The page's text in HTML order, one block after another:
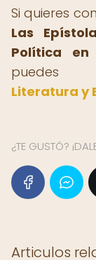
Si quieres
Las
Política en
Literatura y
¿TE GUSTÓ?
Articulos